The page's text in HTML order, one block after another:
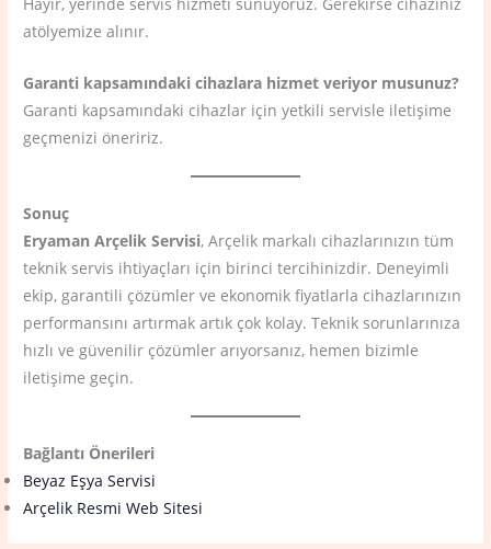
atölyemize alınır.
Garanti kapsamındaki cihazlara hizmet veriyor musunuz?
Garanti kapsamındaki cihazlar için yetkili servisle iletişime
geçmenizi öneririz.
Sonuç
Eryaman Arçelik Servisi, Arçelik markalı cihazlarınızın tüm
teknik servis ihtiyaçları için birinci tercihinizdir. Deneyimli
ekip, garantili çözümler ve ekonomik fiyatlarla cihazlarınızın
performansını artırmak artık çok kolay. Teknik sorunlarınıza
hızlı ve güvenilir çözümler arıyorsanız, hemen bizimle
iletişime geçin.
Bağlantı Önerileri
Beyaz Eşya Servisi
Arçelik Resmi Web Sitesi